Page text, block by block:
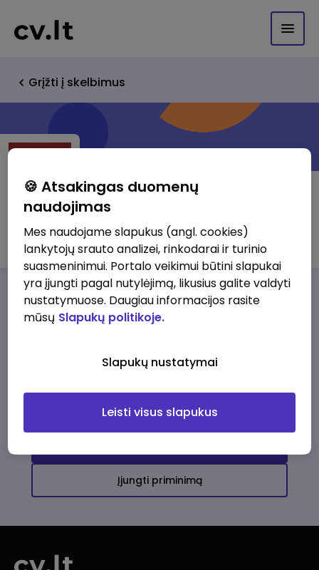
Grįžti į skelbimus
Daviva, UAB
Darbo pasiūlymaiApie musPrivalumai
darbo pasiūlymų
Įjungti priminimą
🍪 Atsakingas duomenų
naudojimas
Mes naudojame slapukus (angl. cookies)
lankytojų srauto analizei, rinkodarai ir turinio
suasmeninimui. Portalo veikimui būtini slapukai
yra įjungti pagal nutylėjimą, likusius galite valdyti
nustatymuose. Daugiau informacijos rasite
mūsų Slapukų politikoje.
Slapukų nustatymai
Leisti visus slapukus